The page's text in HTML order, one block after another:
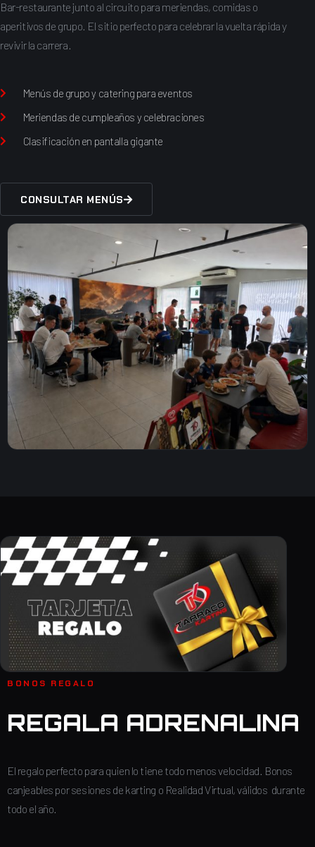
Bar-restaurante junto al circuito para meriendas, comidas o
aperitivos de grupo. El sitio perfecto para celebrar la vuelta rápida y
revivir la carrera.
Menús de grupo y catering para eventos
Meriendas de cumpleaños y celebraciones
Clasificación en pantalla gigante
CONSULTAR MENÚS
BONOS REGALO
REGALA ADRENALINA
El regalo perfecto para quien lo tiene todo menos velocidad. Bonos
canjeables por sesiones de karting o Realidad Virtual, válidos durante
todo el año.